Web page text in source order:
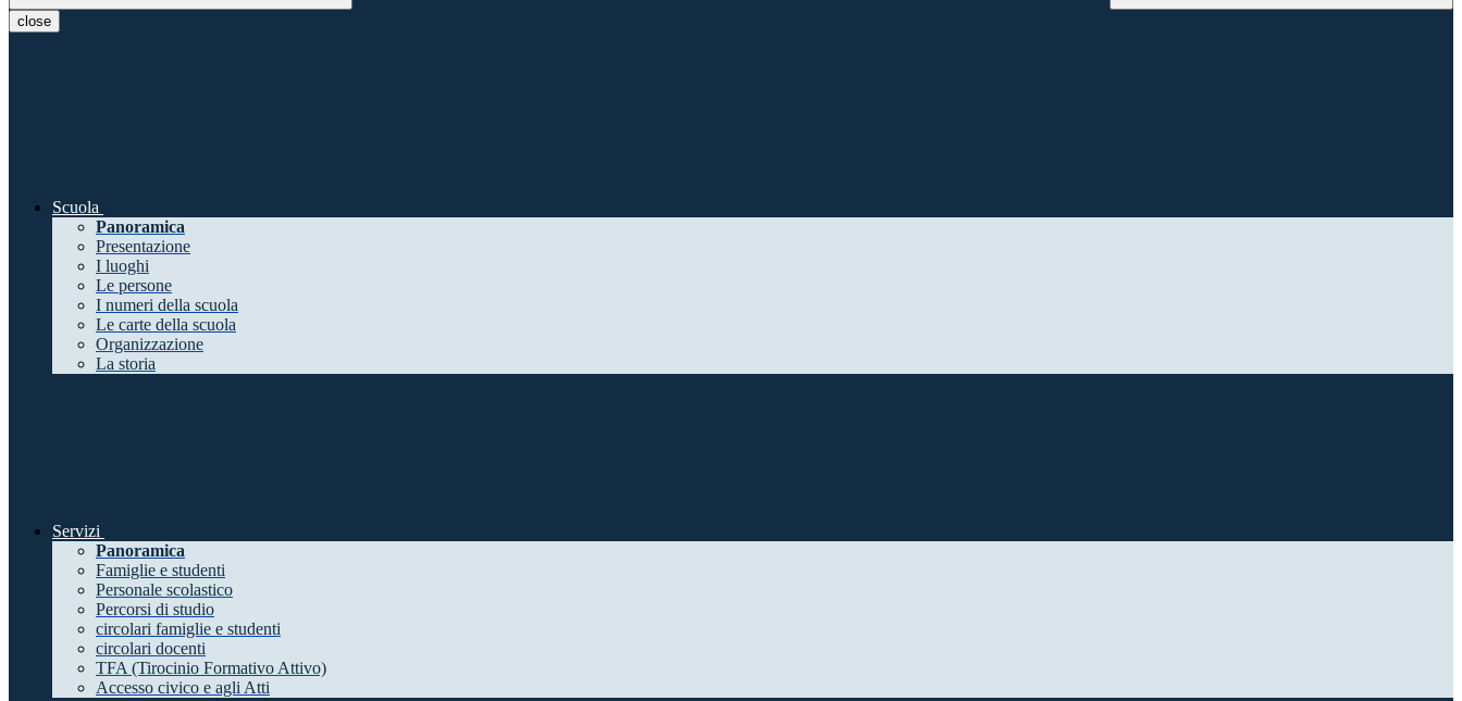
close
Scuola
Panoramica
Presentazione
I luoghi
Le persone
I numeri della scuola
Le carte della scuola
Organizzazione
La storia
Servizi
Panoramica
Famiglie e studenti
Personale scolastico
Percorsi di studio
circolari famiglie e studenti
circolari docenti
TFA (Tirocinio Formativo Attivo)
Accesso civico e agli Atti